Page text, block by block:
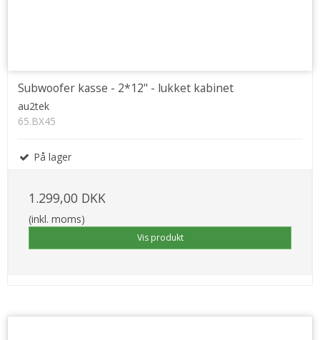
Subwoofer kasse - 2*12" - lukket kabinet
au2tek
65.BX45
På lager
1.299,00 DKK
(inkl. moms)
Vis produkt